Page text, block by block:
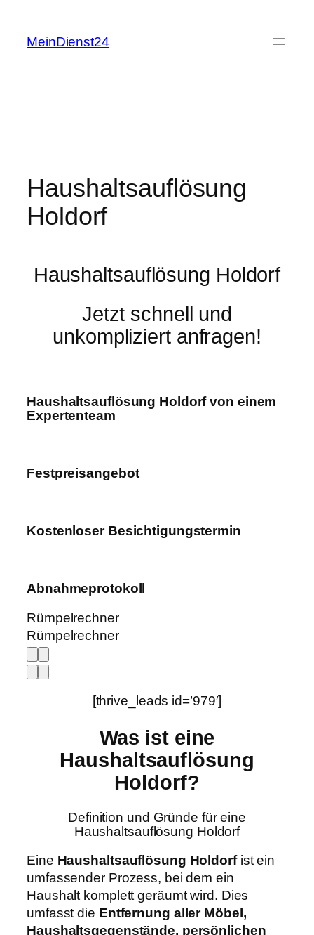
springen
MeinDienst24
Haushaltsauflösung
Holdorf
Haushaltsauflösung Holdorf
Jetzt schnell und
unkompliziert anfragen!
Haushaltsauflösung Holdorf von einem
Expertenteam
Festpreisangebot
Kostenloser Besichtigungstermin
Abnahmeprotokoll
Rümpelrechner
Rümpelrechner
[thrive_leads id=’979′]
Was ist eine
Haushaltsauflösung
Holdorf?
Definition und Gründe für eine
Haushaltsauflösung Holdorf
Eine Haushaltsauflösung Holdorf ist ein
umfassender Prozess, bei dem ein
Haushalt komplett geräumt wird. Dies
umfasst die Entfernung aller Möbel,
Haushaltsgegenstände, persönlichen